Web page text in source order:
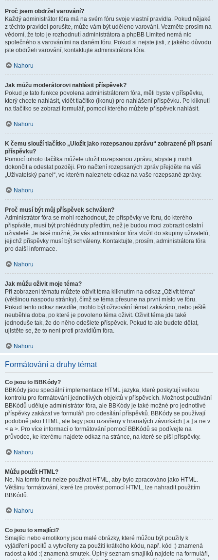
Proč jsem obdržel varování?
Každý administrátor fóra má na svém fóru svoje vlastní pravidla. Pokud nějaké
z těchto pravidel porušíte, může vám být uděleno varování. Vezměte prosím na
vědomí, že toto je rozhodnutí administrátora a phpBB Limited nemá nic
společného s varováními na daném fóru. Pokud si nejste jisti, z jakého důvodu
jste obdrželi varování, kontaktujte administrátora fóra.
Nahoru
Jak můžu moderátorovi nahlásit příspěvek?
Pokud je tato funkce povolena administrátorem fóra, měli byste v příspěvku,
který chcete nahlásit, vidět tlačítko (ikonu) pro nahlášení příspěvku. Po kliknutí
na tlačítko se zobrazí formulář, pomocí kterého můžete příspěvek nahlásit.
Nahoru
K čemu slouží tlačítko „Uložit jako rozepsanou zprávu“ zobrazené při psaní
příspěvku?
Pomocí tohoto tlačítka můžete uložit rozepsanou zprávu, abyste ji mohli
dokončit a odeslat později. Pro načtení rozepsaných zpráv přejděte na váš
„Uživatelský panel“, ve kterém naleznete odkaz na vaše rozepsané zprávy.
Nahoru
Proč musí být můj příspěvek schválen?
Administrátor fóra se mohl rozhodnout, že příspěvky ve fóru, do kterého
přispíváte, musí být prohlédnuty předtím, než je budou moci zobrazit ostatní
uživatelé. Je také možné, že vás administrátor fóra vložil do skupiny uživatelů,
jejichž příspěvky musí být schváleny. Kontaktujte, prosím, administrátora fóra
pro další informace.
Nahoru
Jak můžu oživit moje téma?
Při zobrazení tématu můžete oživit téma kliknutím na odkaz „Oživit téma“
(většinou naspodu stránky), čímž se téma přesune na první místo ve fóru.
Pokud tento odkaz nevidíte, mohlo být oživování témat zakázáno, nebo ještě
neuběhla doba, po které je povoleno téma oživit. Oživit téma jde také
jednoduše tak, že do něho odešlete příspěvek. Pokud to ale budete dělat,
ujistěte se, že to není proti pravidlům fóra.
Nahoru
Formátování a druhy témat
Co jsou to BBKódy?
BBKódy jsou speciální implementace HTML jazyka, které poskytují velkou
kontrolu pro formátování jednotlivých objektů v příspěvcích. Možnost používání
BBKódů uděluje administrátor fóra, ale BBKódy je také možné pro jednotlivé
příspěvky zakázat ve formuláři pro odesílání příspěvků. BBKódy se používají
podobně jako HTML, ale tagy jsou uzavřeny v hranatých závorkách [ a ] a ne v
< a >. Pro více informací o formátování pomocí BBKódů se podívejte na
průvodce, ke kterému najdete odkaz na stránce, na které se píší příspěvky.
Nahoru
Můžu použít HTML?
Ne. Na tomto fóru nelze používat HTML, aby bylo zpracováno jako HTML.
Většinu formátování, které lze provést pomocí HTML, lze nahradit použitím
BBKódů.
Nahoru
Co jsou to smajlíci?
Smajlíci nebo emotikony jsou malé obrázky, které můžou být použity k
vyjádření pocitů a vytvořeny za použití krátkého kódu, např. kód :) znamená
radost a kód :( znamená smutek. Úplný seznam smajlíků najdete na formuláři,